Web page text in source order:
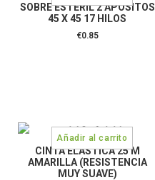
SOBRE ESTERIL 2 APOSITOS
45 X 45 17 HILOS
€0.85
CINTA ELASTICA 25 M
AMARILLA (RESISTENCIA
MUY SUAVE)